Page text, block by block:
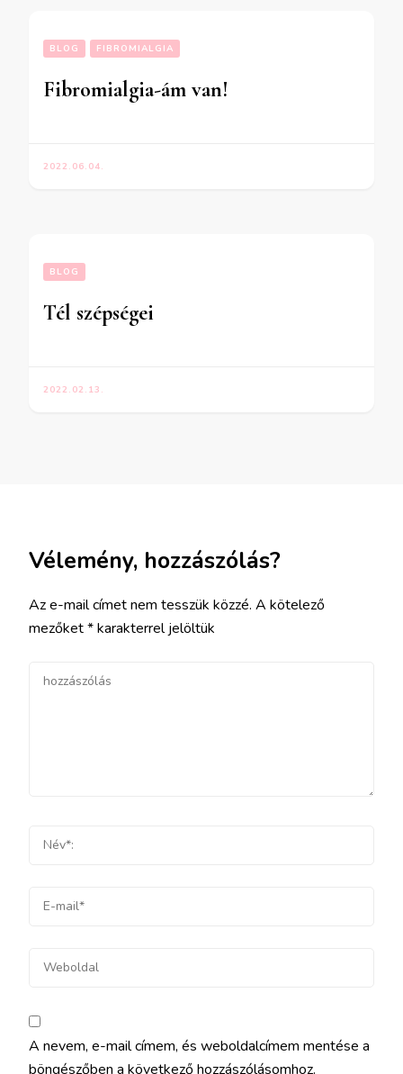
BLOG FIBROMIALGIA
Fibromialgia-ám van!
2022.06.04.
BLOG
Tél szépségei
2022.02.13.
Vélemény, hozzászólás?
Az e-mail címet nem tesszük közzé. A kötelező
mezőket*karakterrel jelöltük
A nevem, e-mail címem, és weboldalcímem mentése a
böngészőben a következő hozzászólásomhoz.